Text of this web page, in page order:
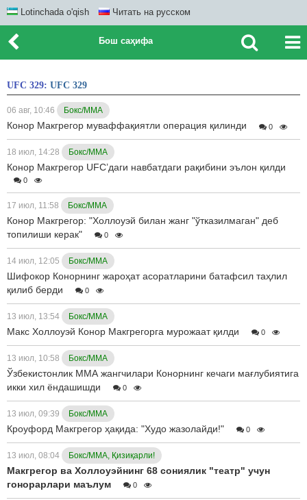
Lotinchada o'qish Читать на русском
Бош саҳифа
UFC 329: UFC 329
06 авг, 10:46 Бокс/ММА
Конор Макгрегор муваффақиятли операция қилинди 0
18 июл, 14:28 Бокс/ММА
Конор Макгрегор UFC’даги навбатдаги рақибини эълон қилди
0
17 июл, 11:58 Бокс/ММА
Конор Макгрегор: "Холлоуэй билан жанг "ўтказилмаган" деб
топилиши керак"
0
14 июл, 12:05 Бокс/ММА
Шифокор Конорнинг жароҳат асоратларини батафсил таҳлил
қилиб берди
0
13 июл, 13:54 Бокс/ММА
Макс Холлоуэй Конор Макгрегорга мурожаат қилди 0
13 июл, 10:58 Бокс/ММА
Ўзбекистонлик ММА жангчилари Конорнинг кечаги мағлубиятига
икки хил ёндашишди
0
13 июл, 09:39 Бокс/ММА
Кроуфорд Макгрегор ҳақида: "Худо жазолайди!" 0
13 июл, 08:04 Бокс/ММА, Қизиқарли!
Макгрегор ва Холлоуэйнинг 68 сониялик "театр" учун
гонорарлари маълум
0